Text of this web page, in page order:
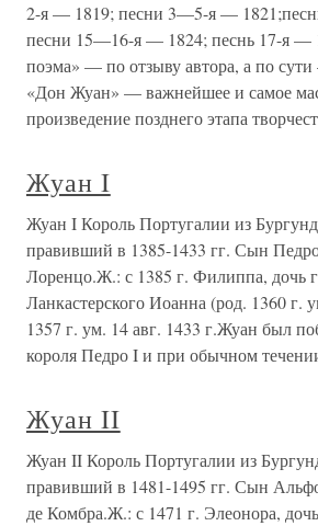
2-я — 1819; песни 3—5-я —
песни 15—16-я — 1824; песнь 17-я —
поэма» — по отзыву автора, а по
«Дон Жуан» — важнейшее и самое
произведение позднего этапа
Жуан I
Жуан I Король Португалии из
правивший в 1385-1433 гг. Сын
Лоренцо.Ж.: с 1385 г. Филиппа, дочь
Ланкастерского Иоанна (род. 1360 г.
1357 г. ум. 14 авг. 1433 г.Жуан был
короля Педро I и при обычном
Жуан II
Жуан II Король Португалии из
правивший в 1481-1495 гг. Сын
де Комбра.Ж.: с 1471 г. Элеонора,